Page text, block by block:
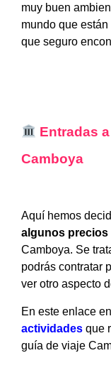
muy buen
mundo que
que seguro
Entradas
Camboya
Aquí hemos
algunos precios
Camboya. Se
podrás contratar
ver otro aspecto
En este enlace
actividades que
guía de viaje